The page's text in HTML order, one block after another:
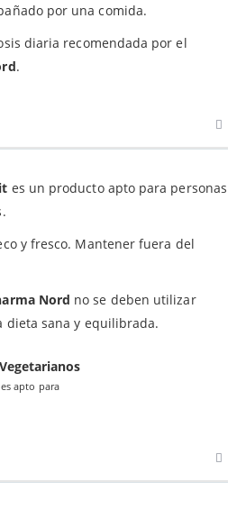
por una comida.
diaria recomendada por el
.
es un producto apto para personas
y fresco. Mantener fuera del
Nord no se deben utilizar
dieta sana y equilibrada.
apto para